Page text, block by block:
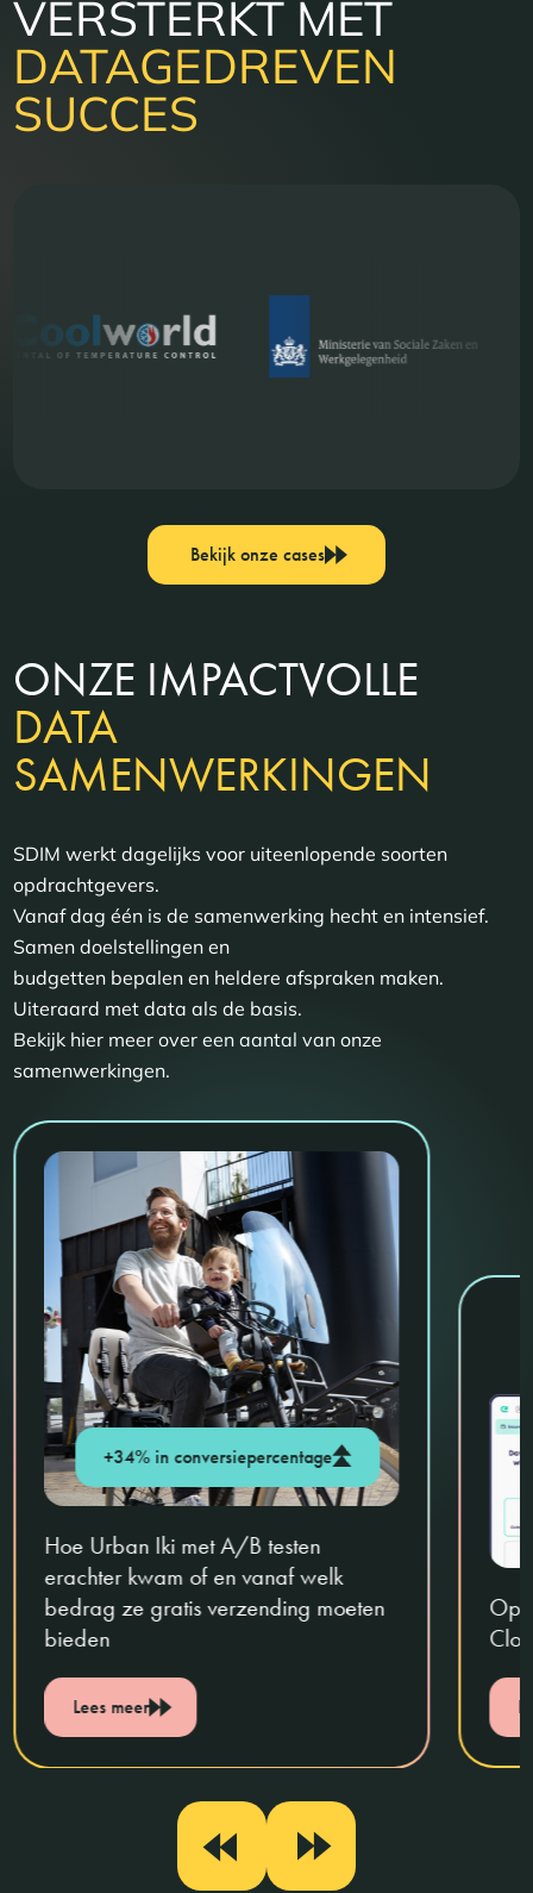
VERSTERKT MET
DATAGEDREVEN
SUCCES
Bekijk onze cases
ONZE IMPACTVOLLE
DATA
SAMENWERKINGEN
SDIM werkt dagelijks voor uiteenlopende soorten
opdrachtgevers.
Vanaf dag één is de samenwerking hecht en intensief.
Samen doelstellingen en
budgetten bepalen en heldere afspraken maken.
Uiteraard met data als de basis.
Bekijk hier meer over een aantal van onze
samenwerkingen.
+34% in conversiepercentage
Hoe Urban Iki met A/B testen
erachter kwam of en vanaf welk
bedrag ze gratis verzending moeten
bieden
Lees meer